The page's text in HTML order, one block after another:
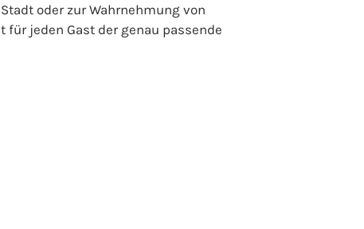
oder zur Wahrnehmung von
jeden Gast der genau passende